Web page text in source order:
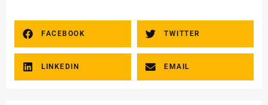
FACEBOOK TWITTER
LINKEDIN EMAIL